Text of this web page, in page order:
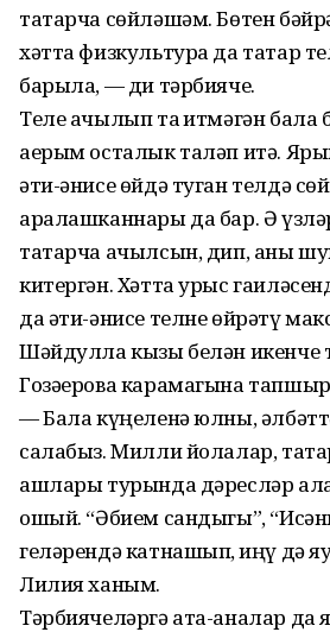
татарча сөй­ләшәм. Бөтен
хәтта физкультура да татар
барыла, — ди тәрбияче.
Теле ачылып та җитмәгән бала
аерым осталык таләп итә.
әти-әнисе өйдә туган телдә
аралашканнары да бар. Ә
татарча ачылсын, дип, аны
китер­гән. Хәтта урыс
да әти-әнисе телне өйрәтү
Шәйдулла кызы белән икенче
Гозәерова карамагына
— Бала күңеленә юлны,
салабыз. Милли йолалар,
ашлары турында дәресләр
ошый. “Әбием сандыгы”,
геләрендә катнашып, җиңү дә
Лилия ханым.
Тәрбиячеләргә ата-аналар да